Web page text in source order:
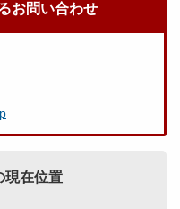
お問い合わせ
現在位置